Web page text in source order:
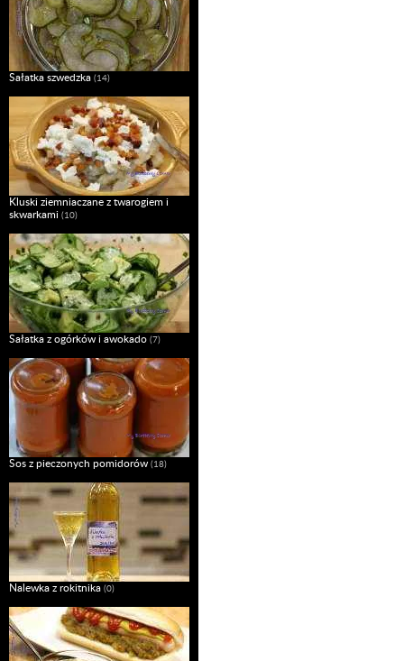
Sałatka szwedzka (14)
Kluski ziemniaczane z twarogiem i
skwarkami (10)
Sałatka z ogórków i awokado (7)
Sos z pieczonych pomidorów (18)
Nalewka z rokitnika (0)